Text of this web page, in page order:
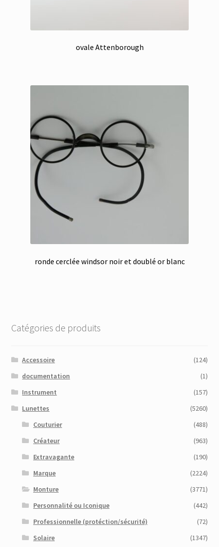
ovale Attenborough
ronde cerclée windsor noir et doublé or blanc
Catégories de produits
Accessoire
(124)
documentation
(1)
Instrument
(157)
Lunettes
(5260)
Couturier
(488)
Créateur
(963)
Extravagante
(190)
Marque
(2224)
Monture
(3771)
Personnalité ou Iconique
(442)
Professionnelle (protéction/sécurité)
(72)
Solaire
(1347)